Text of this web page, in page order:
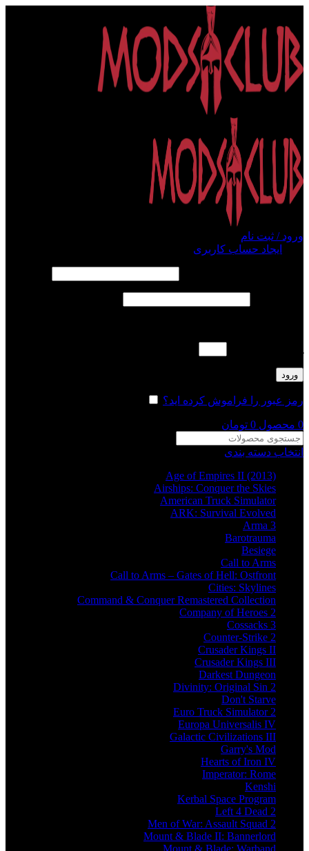
ورود / ثبت نام
ایجاد حساب کاربری
ورود
رمز عبور را فراموش کرده اید؟
0 محصول 0 تومان
انتخاب دسته بندی
Age of Empires II (2013)
Airships: Conquer the Skies
American Truck Simulator
ARK: Survival Evolved
Arma 3
Barotrauma
Besiege
Call to Arms
Call to Arms – Gates of Hell: Ostfront
Cities: Skylines
Command & Conquer Remastered Collection
Company of Heroes 2
Cossacks 3
Counter-Strike 2
Crusader Kings II
Crusader Kings III
Darkest Dungeon
Divinity: Original Sin 2
Don't Starve
Euro Truck Simulator 2
Europa Universalis IV
Galactic Civilizations III
Garry's Mod
Hearts of Iron IV
Imperator: Rome
Kenshi
Kerbal Space Program
Left 4 Dead 2
Men of War: Assault Squad 2
Mount & Blade II: Bannerlord
Mount & Blade: Warband